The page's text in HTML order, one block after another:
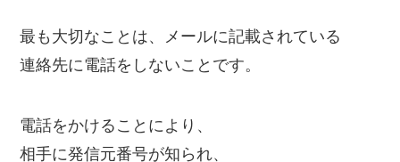
最も大切なことは、メールに記載されている
連絡先に電話をしないことです。
電話をかけることにより、
相手に発信元番号が知られ、